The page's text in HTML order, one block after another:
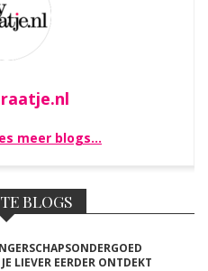
meer blogs…
BLOGS
LIEVER EERDER ONTDEKT